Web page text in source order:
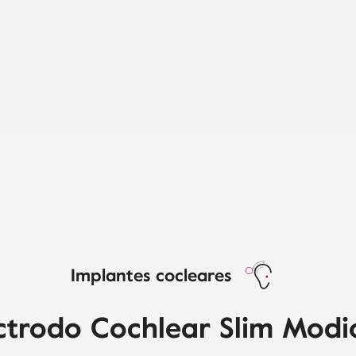
Implantes cocleares
Cochlear Slim